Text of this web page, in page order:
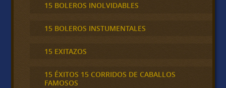
15 BOLEROS INOLVIDABLES
15 BOLEROS INSTUMENTALES
15 EXITAZOS
15 ÉXITOS 15 CORRIDOS DE CABALLOS
FAMOSOS